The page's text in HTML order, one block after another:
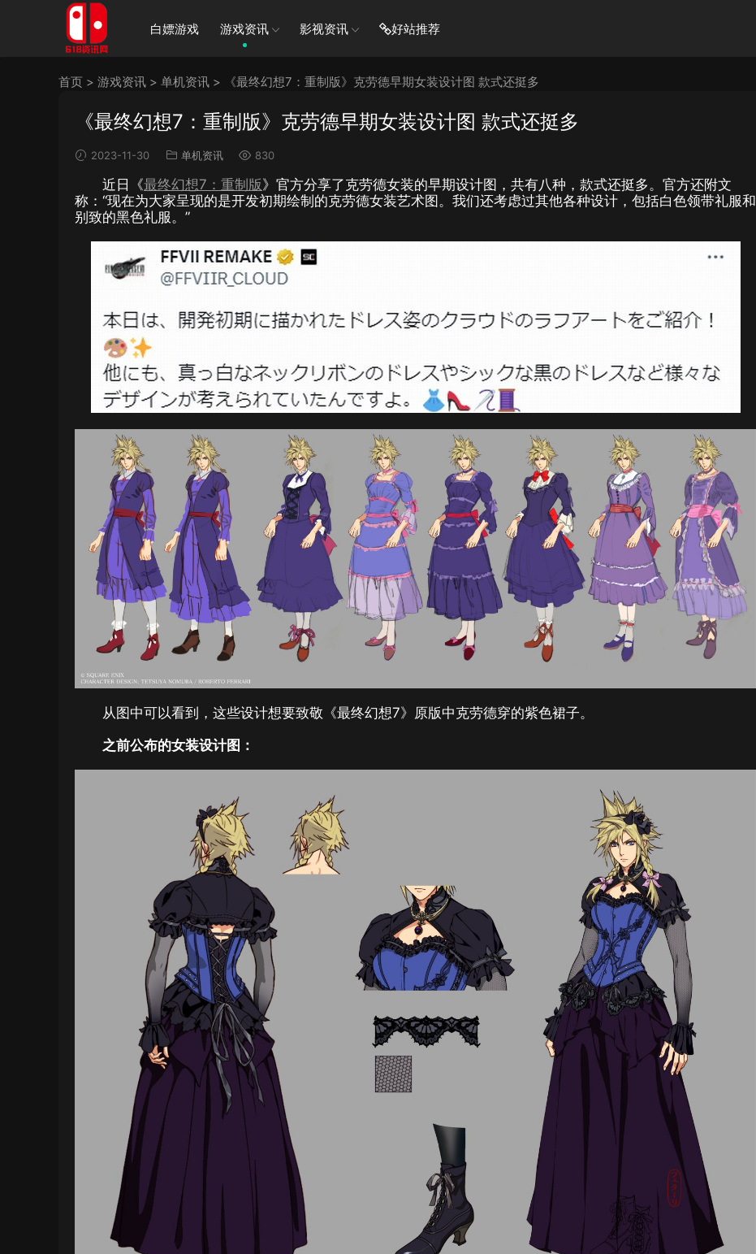
白嫖游戏 游戏资讯 影视资讯 好站推荐
首页 > 游戏资讯 > 单机资讯 > 《最终幻想7：重制版》克劳德早期女装设计图 款式还挺多
《最终幻想7：重制版》克劳德早期女装设计图 款式还挺多
2023-11-30 单机资讯 830
近日《最终幻想7：重制版》官方分享了克劳德女装的早期设计图，共有八种，款式还挺多。官方还附文
称：“现在为大家呈现的是开发初期绘制的克劳德女装艺术图。我们还考虑过其他各种设计，包括白色领带礼服和
别致的黑色礼服。”
从图中可以看到，这些设计想要致敬《最终幻想7》原版中克劳德穿的紫色裙子。
之前公布的女装设计图：